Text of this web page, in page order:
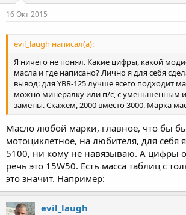
16 Окт 2015
evil_laugh написал(а):
Я ничего не понял. Какие цифры, какой
масла и где написано? Лично я для себя
вывод: для YBR-125 лучше всего подходит
можно минералку или п/с, с уменьшенным
замены. Скажем, 2000 вместо 3000. Марка
Масло любой марки, главное, что бы
мотоциклетное, на любителя, для
5100, ни кому не навязываю. А цифры
речь это 15W50. Есть масса таблиц с
это значит. Например:
evil_laugh